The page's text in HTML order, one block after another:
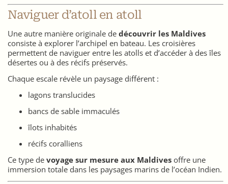
Naviguer d’atoll en atoll
Une autre manière originale de découvrir les Maldives
consiste à explorer l’archipel en bateau. Les croisières
permettent de naviguer entre les atolls et d’accéder à des îles
désertes ou à des récifs préservés.
Chaque escale révèle un paysage différent :
lagons translucides
bancs de sable immaculés
îlots inhabités
récifs coralliens
Ce type de voyage sur mesure aux Maldives offre une
immersion totale dans les paysages marins de l’océan Indien.